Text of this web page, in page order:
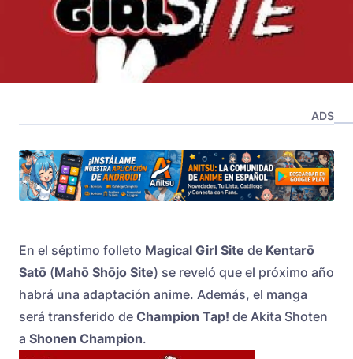
ADS
En el séptimo folleto Magical Girl Site de Kentarō
Satō (Mahō Shōjo Site) se reveló que el próximo año
habrá una adaptación anime. Además, el manga
será transferido de Champion Tap! de Akita Shoten
a Shonen Champion.